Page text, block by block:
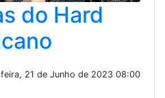
do Hard
21 de Junho de 2023 08:00